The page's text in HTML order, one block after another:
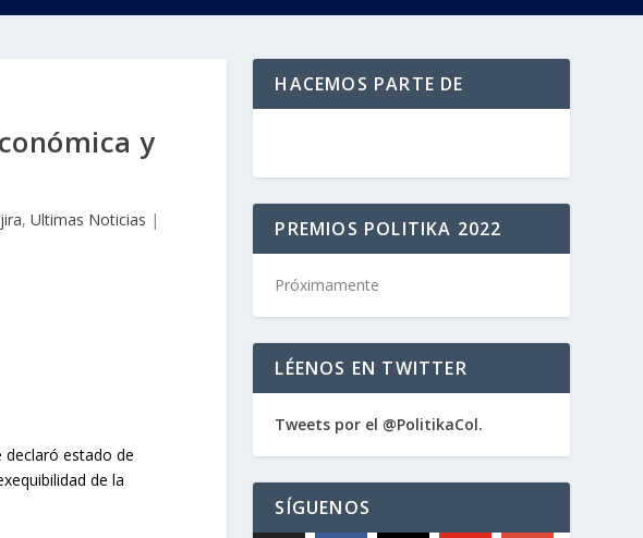
y
,Ultimas Noticias |
declaró estado de
de la
HACEMOS PARTE DE
PREMIOS POLITIKA 2022
Próximamente
LÉENOS EN TWITTER
Tweets por el @PolitikaCol.
SÍGUENOS